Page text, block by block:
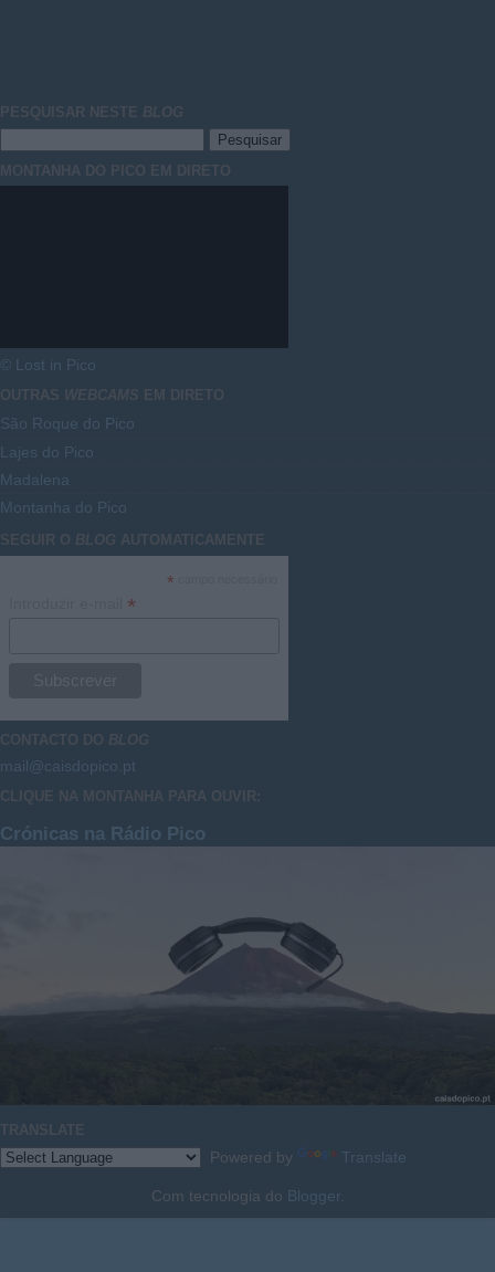
PESQUISAR NESTE BLOG
MONTANHA DO PICO EM DIRETO
© Lost in Pico
OUTRAS WEBCAMS EM DIRETO
São Roque do Pico
Lajes do Pico
Madalena
Montanha do Pico
SEGUIR O BLOG AUTOMATICAMENTE
*
*
CONTACTO DO BLOG
mail@caisdopico.pt
CLIQUE NA MONTANHA PARA OUVIR:
Crónicas na Rádio Pico
TRANSLATE
Powered by Translate
Com tecnologia do Blogger.